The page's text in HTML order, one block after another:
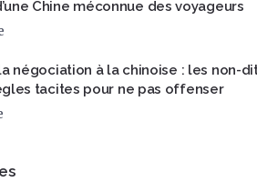
Chine méconnue des voyageurs
la négociation à la chinoise : les non-
tacites pour ne pas offenser